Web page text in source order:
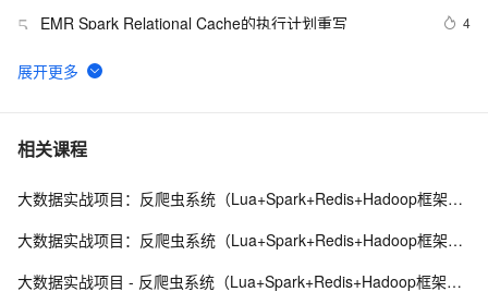
5 EMR Spark Relational Cache的执行计划重写 4
6 钉钉群直播【Spark Relational Cache 原理和实践】
7 10月17日Spark社区直播【Tablestore Spark
处理】
8 查看spark是否有僵尸进程，有的话，先杀掉。可以使
601
相关课程
大数据实战项目：反爬虫系统（Lua+Spark+Redis+Hadoop框架搭建）第一阶段
大数据实战项目：反爬虫系统（Lua+Spark+Redis+Hadoop框架搭建）第四阶段
大数据实战项目 - 反爬虫系统（Lua+Spark+Redis+Hadoop框架搭建）第六阶段